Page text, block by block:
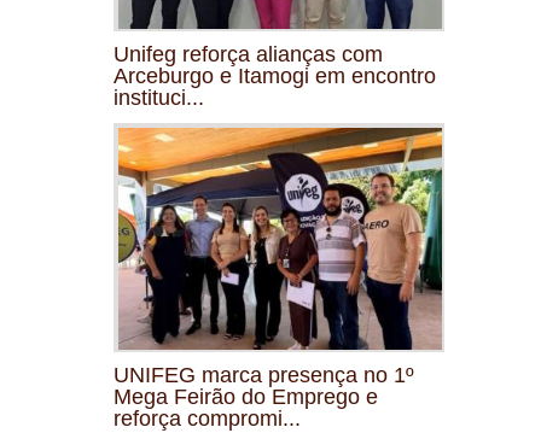
Unifeg reforça alianças com
Arceburgo e Itamogi em encontro
instituci...
UNIFEG marca presença no 1º
Mega Feirão do Emprego e
reforça compromi...